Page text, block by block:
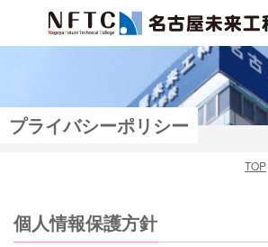
プライバシーポリシー
TOP
個人情報保護方針